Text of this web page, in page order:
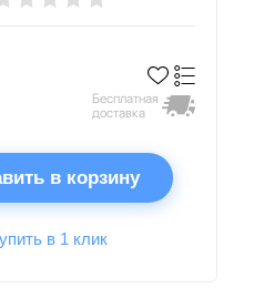
Бесплатная
доставка
в корзину
в 1 клик